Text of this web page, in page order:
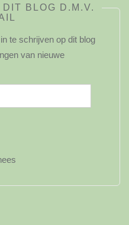
BLOG D.M.V.
te schrijven op dit blog
van nieuwe